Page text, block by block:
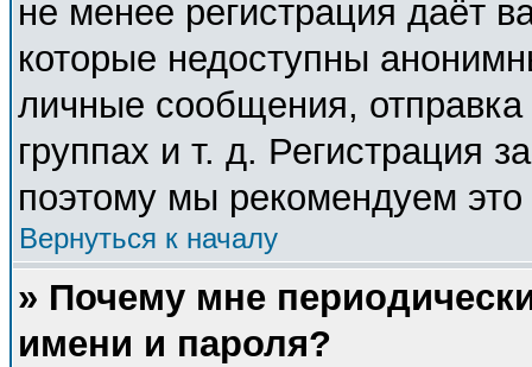
не менее регистрация даёт
которые недоступны
личные сообщения,
группах и т. д. Регистрация
поэтому мы рекомендуем это
Вернуться к началу
» Почему мне
имени и пароля?